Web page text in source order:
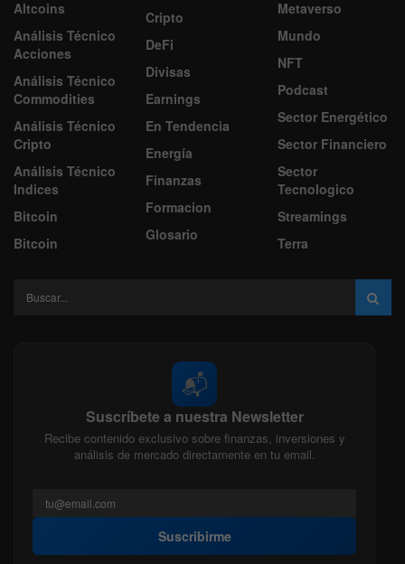
Altcoins
Análisis Técnico
Acciones
Análisis Técnico
Commodities
Análisis Técnico
Cripto
Análisis Técnico
Indices
Bitcoin
Bitcoin
Cripto
DeFi
Divisas
Earnings
En Tendencia
Energía
Finanzas
Formacion
Glosario
Metaverso
Mundo
NFT
Podcast
Sector Energético
Sector Financiero
Sector
Tecnologico
Streamings
Terra
📬
Suscríbete a nuestra Newsletter
Recibe contenido exclusivo sobre finanzas, inversiones y
análisis de mercado directamente en tu email.
Suscribirme